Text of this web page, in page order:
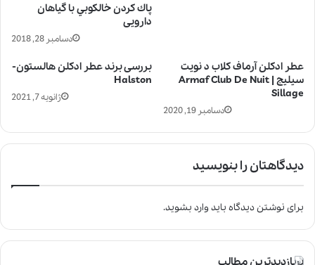
پاك كردن خالكوبي با گیاهان
دارویی
دسامبر 28, 2018
بررسی برند عطر ادکلن هالستون-
Halston
ژانویه 7, 2021
عطر ادکلن آرماف کلاب د نویت
سیلیج | Armaf Club De Nuit
Sillage
دسامبر 19, 2020
دیدگاهتان را بنویسید
برای نوشتن دیدگاه بایدوارد بشوید.